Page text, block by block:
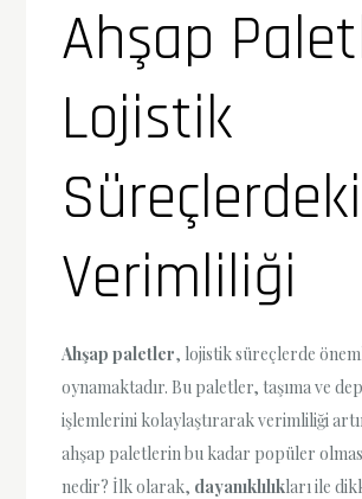
Ahşap
Lojistik
Süreçlerdeki
Verimliliği
Ahşap paletler, lojistik süreçlerde
oynamaktadır. Bu paletler, taşıma ve
işlemlerini kolaylaştırarak verimliliği
ahşap paletlerin bu kadar popüler
nedir? İlk olarak, dayanıklılıkları ile